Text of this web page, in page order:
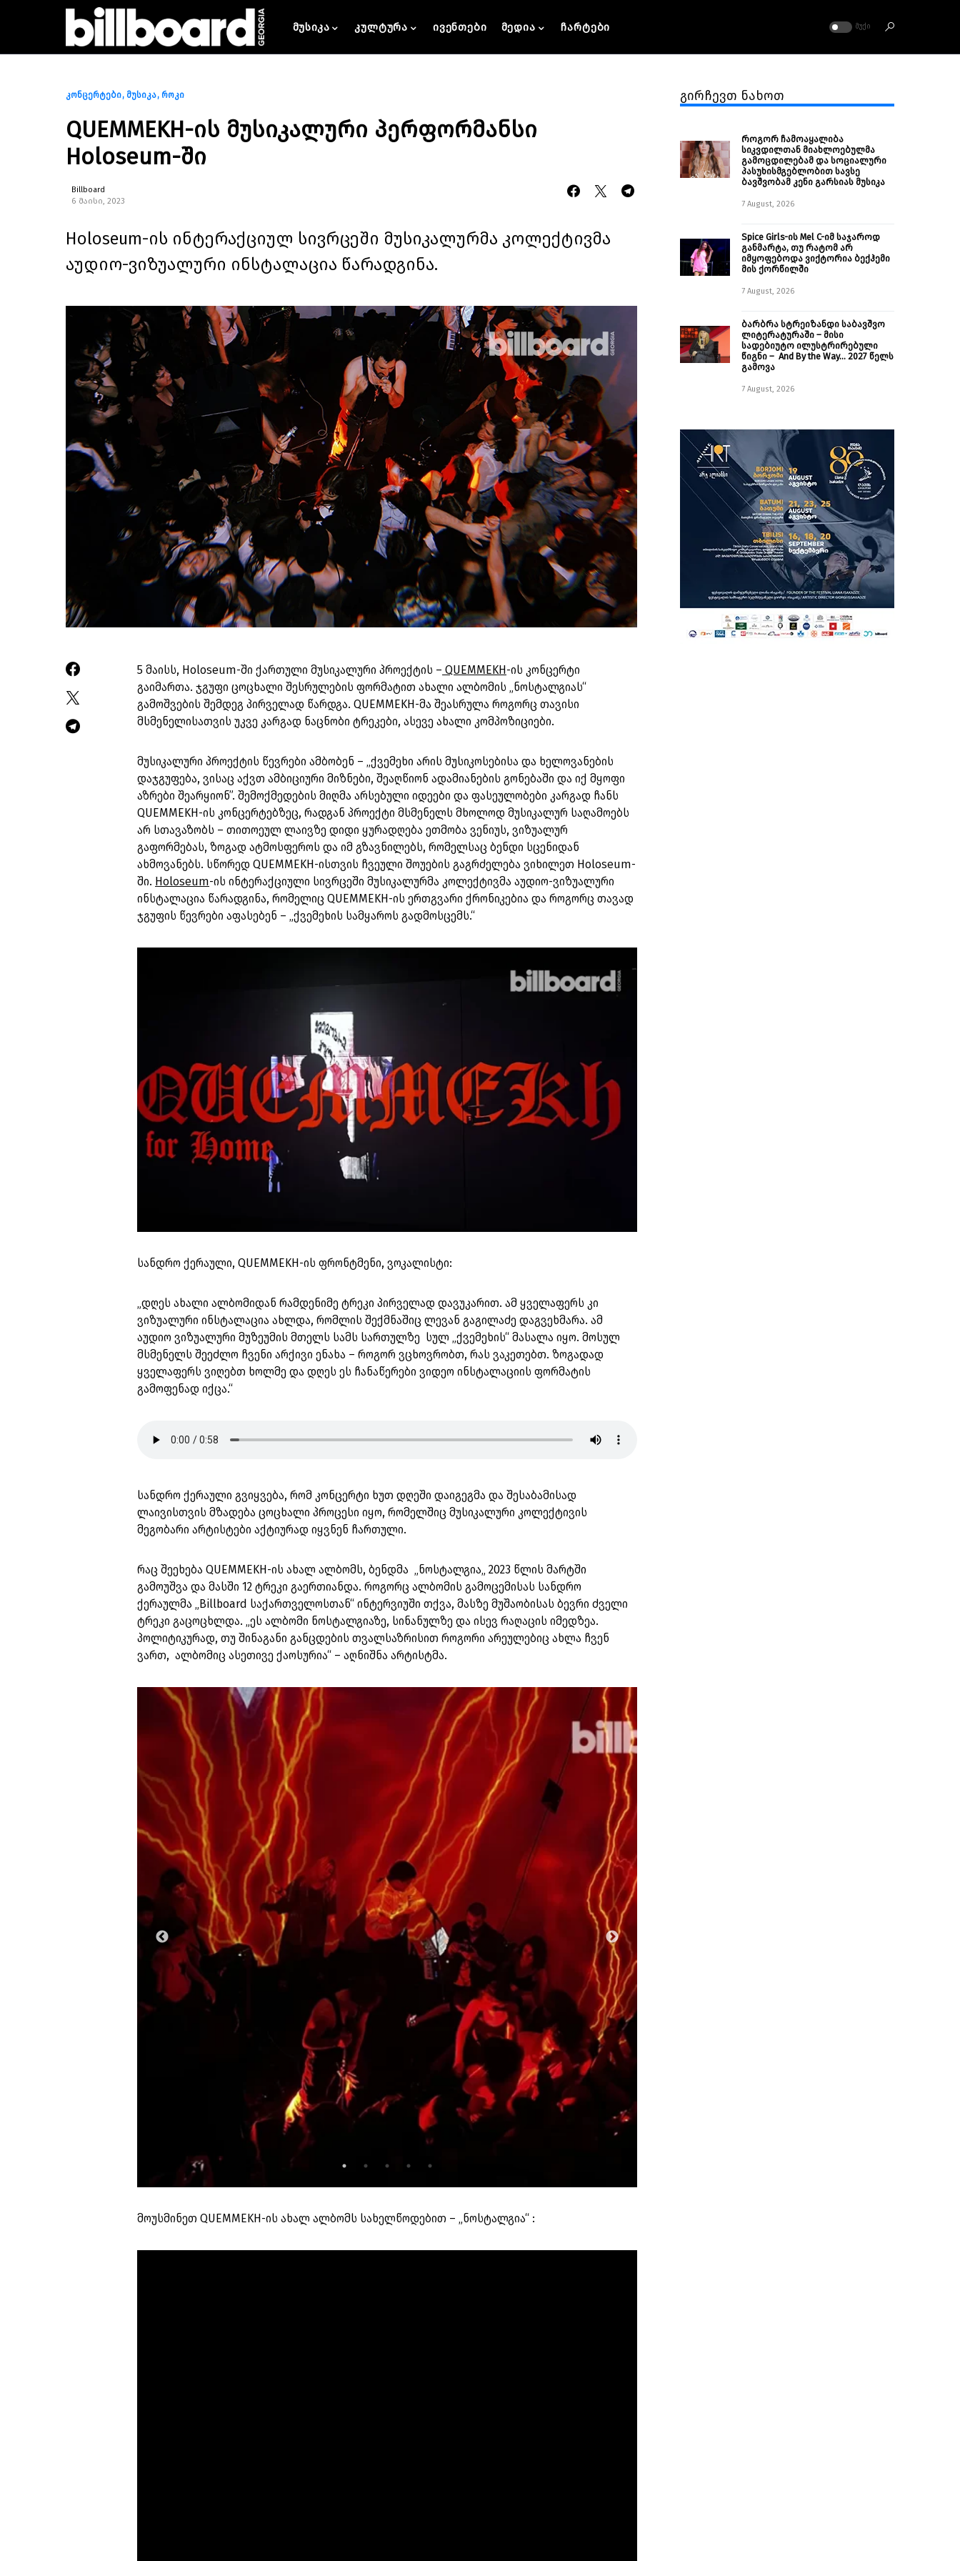
მუსიკა კულტურა ივენთები მედია ჩარტები ᲛᲣᲥᲘ
კონცერტები მუსიკა როკი
QUEMMEKH-ის მუსიკალური პერფორმანსი
Holoseum-ში
Billboard
6 მაისი, 2023
Holoseum-ის ინტერაქციულ სივრცეში მუსიკალურმა კოლექტივმა
აუდიო-ვიზუალური ინსტალაცია წარადგინა.
5 მაისს, Holoseum-ში ქართული მუსიკალური პროექტის – QUEMMEKH-ის კონცერტი
გაიმართა. ჯგუფი ცოცხალი შესრულების ფორმატით ახალი ალბომის „ნოსტალგიას“
გამოშვების შემდეგ პირველად წარდგა. QUEMMEKH-მა შეასრულა როგორც თავისი
მსმენელისათვის უკვე კარგად ნაცნობი ტრეკები, ასევე ახალი კომპოზიციები.
მუსიკალური პროექტის წევრები ამბობენ – „ქვემეხი არის მუსიკოსებისა და ხელოვანების
დაჯგუფება, ვისაც აქვთ ამბიციური მიზნები, შეაღწიონ ადამიანების გონებაში და იქ მყოფი
აზრები შეარყიონ”. შემოქმედების მიღმა არსებული იდეები და ფასეულობები კარგად ჩანს
QUEMMEKH-ის კონცერტებზეც, რადგან პროექტი მსმენელს მხოლოდ მუსიკალურ საღამოებს
არ სთავაზობს – თითოეულ ლაივზე დიდი ყურადღება ეთმობა ვენიუს, ვიზუალურ
გაფორმებას, ზოგად ატმოსფეროს და იმ გზავნილებს, რომელსაც ბენდი სცენიდან
ახმოვანებს. სწორედ QUEMMEKH-ისთვის ჩვეული შოუების გაგრძელება ვიხილეთ Holoseum-
ში. Holoseum-ის ინტერაქციული სივრცეში მუსიკალურმა კოლექტივმა აუდიო-ვიზუალური
ინსტალაცია წარადგინა, რომელიც QUEMMEKH-ის ერთგვარი ქრონიკებია და როგორც თავად
ჯგუფის წევრები აფასებენ – „ქვემეხის სამყაროს გადმოსცემს.“
სანდრო ქერაული, QUEMMEKH-ის ფრონტმენი, ვოკალისტი:
„დღეს ახალი ალბომიდან რამდენიმე ტრეკი პირველად დავუკარით. ამ ყველაფერს კი
ვიზუალური ინსტალაცია ახლდა, რომლის შექმნაშიც ლევან გაგილაძე დაგვეხმარა. ამ
აუდიო ვიზუალური მუზეუმის მთელს სამს სართულზე სულ „ქვემეხის“ მასალა იყო. მოსულ
მსმენელს შეეძლო ჩვენი არქივი ენახა – როგორ ვცხოვრობთ, რას ვაკეთებთ. ზოგადად
ყველაფერს ვიღებთ ხოლმე და დღეს ეს ჩანაწერები ვიდეო ინსტალაციის ფორმატის
გამოფენად იქცა.“
სანდრო ქერაული გვიყვება, რომ კონცერტი ხუთ დღეში დაიგეგმა და შესაბამისად
ლაივისთვის მზადება ცოცხალი პროცესი იყო, რომელშიც მუსიკალური კოლექტივის
მეგობარი არტისტები აქტიურად იყვნენ ჩართული.
რაც შეეხება QUEMMEKH-ის ახალ ალბომს, ბენდმა „ნოსტალგია„ 2023 წლის მარტში
გამოუშვა და მასში 12 ტრეკი გაერთიანდა. როგორც ალბომის გამოცემისას სანდრო
ქერაულმა „Billboard საქართველოსთან“ ინტერვიუში თქვა, მასზე მუშაობისას ბევრი ძველი
ტრეკი გაცოცხლდა. „ეს ალბომი ნოსტალგიაზე, სინანულზე და ისევ რაღაცის იმედზეა.
პოლიტიკურად, თუ შინაგანი განცდების თვალსაზრისით როგორი არეულებიც ახლა ჩვენ
ვართ, ალბომიც ასეთივე ქაოსურია“ – აღნიშნა არტისტმა.
მოუსმინეთ QUEMMEKH-ის ახალ ალბომს სახელწოდებით – „ნოსტალგია“ :
გირჩევთ ნახოთ
როგორ ჩამოაყალიბა
სიკვდილთან მიახლოებულმა
გამოცდილებამ და სოციალური
პასუხისმგებლობით სავსე
ბავშვობამ კენი გარსიას მუსიკა
7 August, 2026
Spice Girls-ის Mel C-იმ საჯაროდ
განმარტა, თუ რატომ არ
იმყოფებოდა ვიქტორია ბექჰემი
მის ქორწილში
7 August, 2026
ბარბრა სტრეიზანდი საბავშვო
ლიტერატურაში – მისი
სადებიუტო ილუსტრირებული
წიგნი – And By the Way… 2027 წელს
გამოვა
7 August, 2026